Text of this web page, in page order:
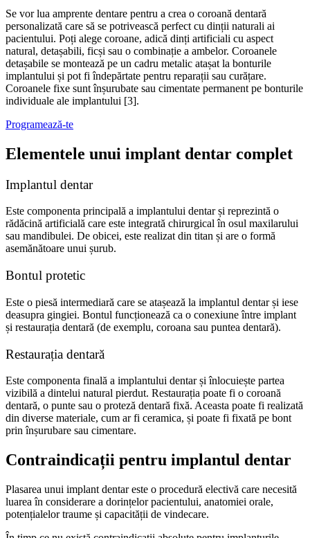
Se vor lua amprente dentare pentru a crea o coroană dentară
personalizată care să se potrivească perfect cu dinții naturali ai
pacientului. Poți alege coroane, adică dinți artificiali cu aspect
natural, detașabili, ficși sau o combinație a ambelor. Coroanele
detașabile se montează pe un cadru metalic atașat la bonturile
implantului și pot fi îndepărtate pentru reparații sau curățare.
Coroanele fixe sunt înșurubate sau cimentate permanent pe bonturile
individuale ale implantului [3].
Programează-te
Elementele unui implant dentar complet
Implantul dentar
Este componenta principală a implantului dentar și reprezintă o
rădăcină artificială care este integrată chirurgical în osul maxilarului
sau mandibulei. De obicei, este realizat din titan și are o formă
asemănătoare unui șurub.
Bontul protetic
Este o piesă intermediară care se atașează la implantul dentar și iese
deasupra gingiei. Bontul funcționează ca o conexiune între implant
și restaurația dentară (de exemplu, coroana sau puntea dentară).
Restaurația dentară
Este componenta finală a implantului dentar și înlocuiește partea
vizibilă a dintelui natural pierdut. Restaurația poate fi o coroană
dentară, o punte sau o proteză dentară fixă. Aceasta poate fi realizată
din diverse materiale, cum ar fi ceramica, și poate fi fixată pe bont
prin înșurubare sau cimentare.
Contraindicații pentru implantul dentar
Plasarea unui implant dentar este o procedură electivă care necesită
luarea în considerare a dorințelor pacientului, anatomiei orale,
potențialelor traume și capacității de vindecare.